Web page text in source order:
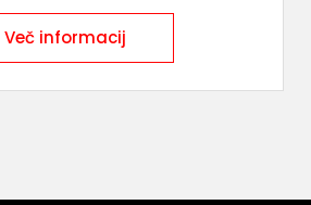
Več informacij